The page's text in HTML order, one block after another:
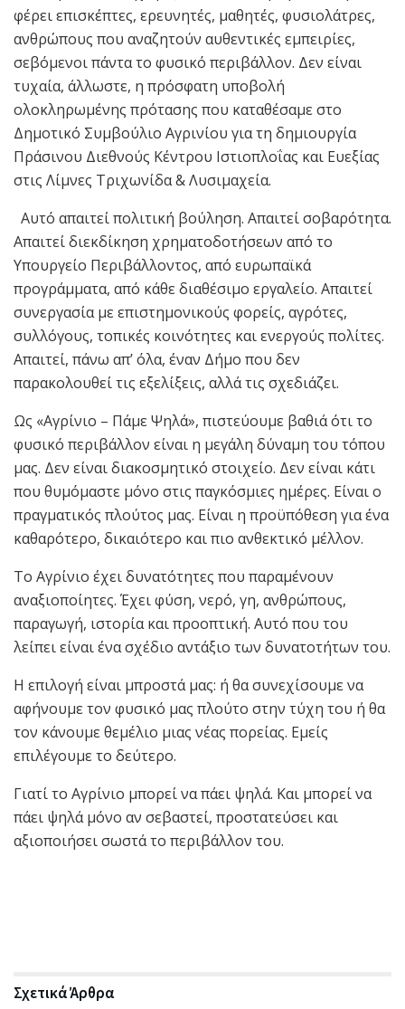
φέρει επισκέπτες, ερευνητές, μαθητές, φυσιολάτρες,
ανθρώπους που αναζητούν αυθεντικές εμπειρίες,
σεβόμενοι πάντα το φυσικό περιβάλλον. Δεν είναι
τυχαία, άλλωστε, η πρόσφατη υποβολή
ολοκληρωμένης πρότασης που καταθέσαμε στο
Δημοτικό Συμβούλιο Αγρινίου για τη δημιουργία
Πράσινου Διεθνούς Κέντρου Ιστιοπλοΐας και Ευεξίας
στις Λίμνες Τριχωνίδα & Λυσιμαχεία.
Αυτό απαιτεί πολιτική βούληση. Απαιτεί σοβαρότητα.
Απαιτεί διεκδίκηση χρηματοδοτήσεων από το
Υπουργείο Περιβάλλοντος, από ευρωπαϊκά
προγράμματα, από κάθε διαθέσιμο εργαλείο. Απαιτεί
συνεργασία με επιστημονικούς φορείς, αγρότες,
συλλόγους, τοπικές κοινότητες και ενεργούς πολίτες.
Απαιτεί, πάνω απ’ όλα, έναν Δήμο που δεν
παρακολουθεί τις εξελίξεις, αλλά τις σχεδιάζει.
Ως «Αγρίνιο – Πάμε Ψηλά», πιστεύουμε βαθιά ότι το
φυσικό περιβάλλον είναι η μεγάλη δύναμη του τόπου
μας. Δεν είναι διακοσμητικό στοιχείο. Δεν είναι κάτι
που θυμόμαστε μόνο στις παγκόσμιες ημέρες. Είναι ο
πραγματικός πλούτος μας. Είναι η προϋπόθεση για ένα
καθαρότερο, δικαιότερο και πιο ανθεκτικό μέλλον.
Το Αγρίνιο έχει δυνατότητες που παραμένουν
αναξιοποίητες. Έχει φύση, νερό, γη, ανθρώπους,
παραγωγή, ιστορία και προοπτική. Αυτό που του
λείπει είναι ένα σχέδιο αντάξιο των δυνατοτήτων του.
Η επιλογή είναι μπροστά μας: ή θα συνεχίσουμε να
αφήνουμε τον φυσικό μας πλούτο στην τύχη του ή θα
τον κάνουμε θεμέλιο μιας νέας πορείας. Εμείς
επιλέγουμε το δεύτερο.
Γιατί το Αγρίνιο μπορεί να πάει ψηλά. Και μπορεί να
πάει ψηλά μόνο αν σεβαστεί, προστατεύσει και
αξιοποιήσει σωστά το περιβάλλον του.
ΣχετικάΆρθρα